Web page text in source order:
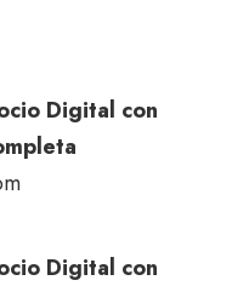
Digital con
Digital con